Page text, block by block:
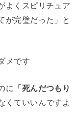
よくスピリチュア
が完璧だった」と
メです
に
「死んだつもり
くていいんですよ